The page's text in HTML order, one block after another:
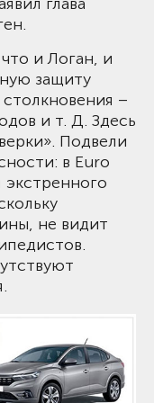
и Логан, и
защиту
столкновения –
и т. Д. Здесь
Подвели
в Euro
не видит